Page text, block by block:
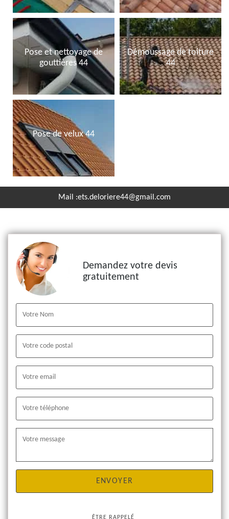
Pose et nettoyage de
gouttières 44
Démoussage de toiture
44
Pose de velux 44
Mail :ets.deloriere44@gmail.com
Demandez votre devis
gratuitement
ÊTRE RAPPELÉ